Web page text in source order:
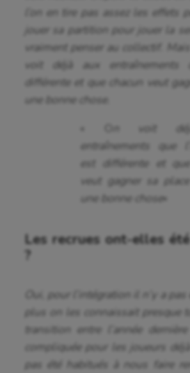
l’on en tire pas assez les effets
jouer sa partition pour jouer la
vraiment penser au collectif.
voit déjà aux entraînements
différente et que chacun veut
une bonne chose.
n voit
entraînements que
est différente et
veut gagner sa place
une bonne chose«
Les recrues ont-elles
?
Oui, pour l’intégration il n’y a
plus on les connaissait presque
transition entre l’année
compliquée pour les joueurs
pas été habitués à nous faire